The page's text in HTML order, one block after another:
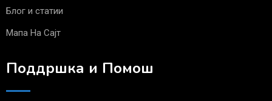
Блог и статии
Мапа На Сајт
Поддршка и Помош